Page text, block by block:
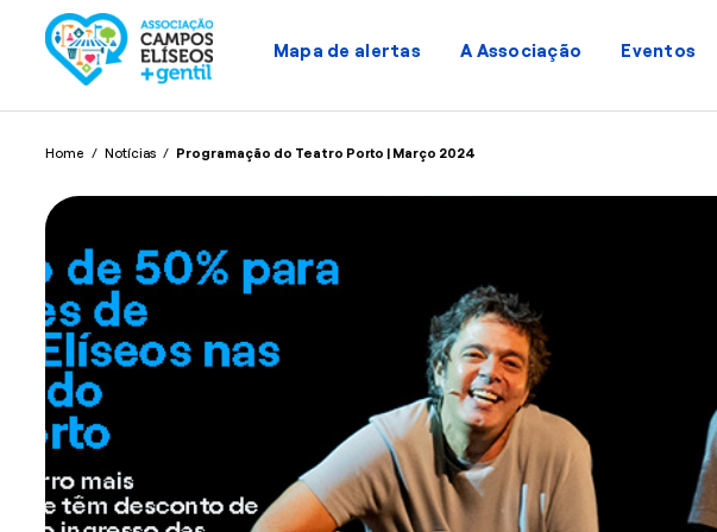
Mapa de alertas A Associação Eventos
Home / Notícias / Programação do Teatro Porto | Março 2024